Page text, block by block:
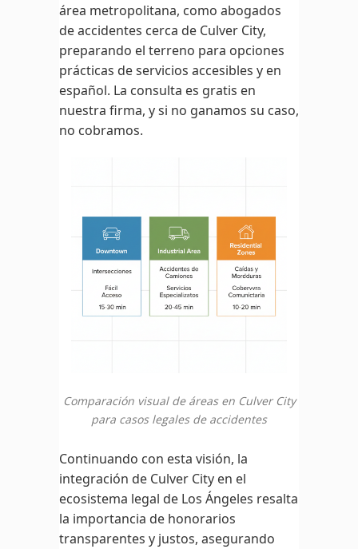
área metropolitana, como abogados
de accidentes cerca de Culver City,
preparando el terreno para opciones
prácticas de servicios accesibles y en
español. La consulta es gratis en
nuestra firma, y si no ganamos su caso,
no cobramos.
Comparación visual de áreas en Culver City
para casos legales de accidentes
Continuando con esta visión, la
integración de Culver City en el
ecosistema legal de Los Ángeles resalta
la importancia de honorarios
transparentes y justos, asegurando